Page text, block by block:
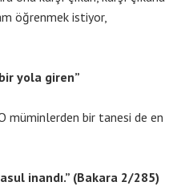
öğrenmek istiyor,
yola giren”
müminlerden bir tanesi de en
inandı.” (Bakara 2/285)